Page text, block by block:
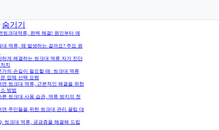
숨기기
씽크대역류, 완벽 해결! 원인부터 예
대 역류, 왜 발생하는 걸까요? 주요 원
하게 해결하는 씽크대 역류 자가 진단
치
가의 손길이 필요할 때: 씽크대 역류
업체 선택 요령
면 씽크대 역류, 근본적인 해결을 위한
방법
른 씽크대 사용 습관, 역류 방지의 첫
면 주민들을 위한 씽크대 관리 꿀팁 대
씽크대 역류, 궁금증을 해결해 드립